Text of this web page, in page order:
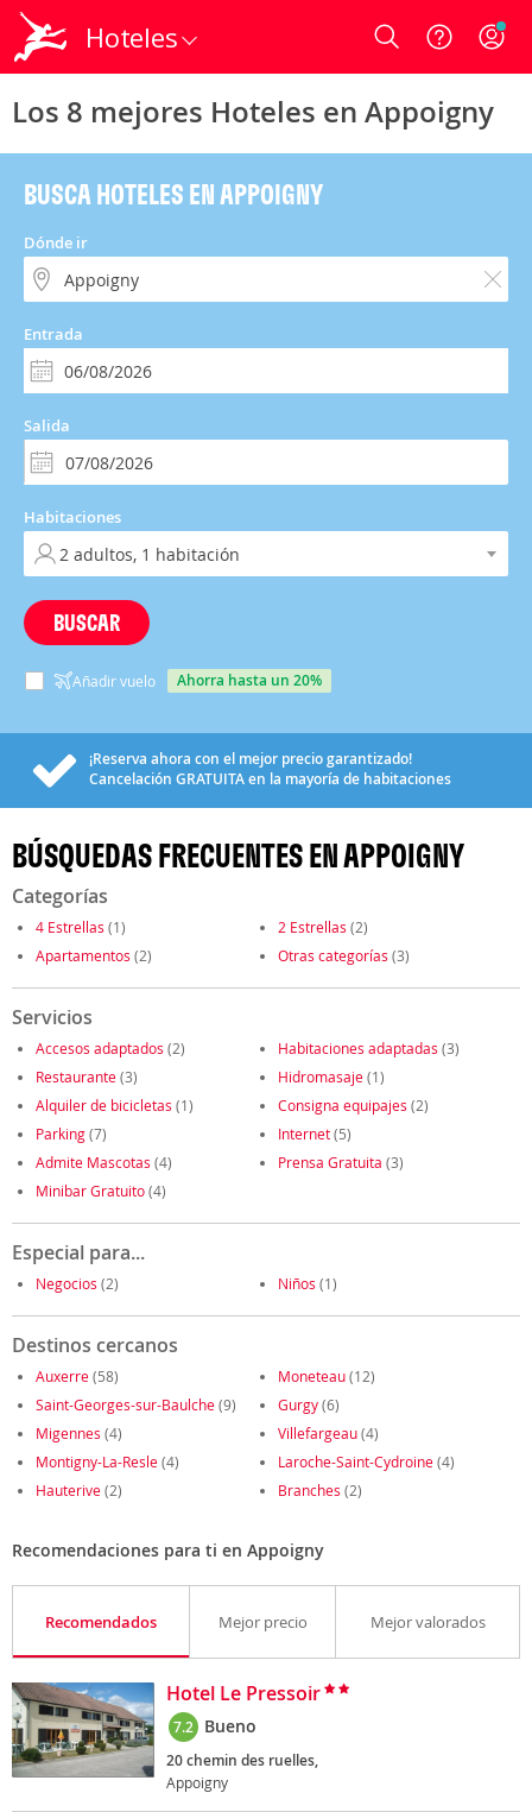
Hoteles Login
Los 8 mejores Hoteles en Appoigny
BUSCA HOTELES EN APPOIGNY
Dónde ir
Entrada
Salida
Habitaciones
BUSCAR
Añadir vuelo ahorra hasta un 20%
¡Reserva ahora con el mejor precio garantizado!
Cancelación GRATUITAen la mayoría de habitaciones
BÚSQUEDAS FRECUENTES EN APPOIGNY
Categorías
4 Estrellas (1) 2 Estrellas (2)
Apartamentos (2) Otras categorías (3)
Servicios
Accesos adaptados (2) Habitaciones adaptadas (3)
Restaurante(3) Hidromasaje(1)
Alquiler de bicicletas (1) Consigna equipajes (2)
Parking(7) Internet(5)
Admite Mascotas (4) Prensa Gratuita (3)
Minibar Gratuito(4)
Especial para...
Negocios (2) Niños (1)
Destinos cercanos
Auxerre(58) Moneteau(12)
Saint-Georges-sur-Baulche(9) Gurgy(6)
Migennes (4) Villefargeau(4)
Montigny-La-Resle(4) Laroche-Saint-Cydroine(4)
Hauterive(2) Branches (2)
Recomendaciones para ti en Appoigny
Recomendados Mejor precio Mejor valorados
Hotel Le Pressoir
7.2 Bueno
20 chemin des ruelles,
Appoigny